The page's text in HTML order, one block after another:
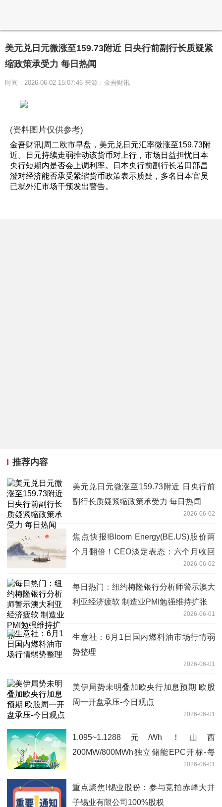
美元兑日元微涨至159.73附近 日央行前副行长质疑紧
缩政策承受力 每日热闻
时间：2026-06-02 15:07:46 来源：金吾财讯
(资料图片仅供参考)
金吾财讯|周二欧市早盘，美元兑日元汇率微涨至159.73附
近。日元持续走弱推动该货币对上行，市场日益担忧日本
央行短期内是否会上调利率。日本央行前副行长若田部昌
澄对经济能否承受紧缩货币政策表示质疑，多名日本官员
已就外汇市场干预发出警告。
推荐内容
美元兑日元微涨至159.73附近 日央行前
副行长质疑紧缩政策承受力 每日热闻
2026-06-02
焦点快报!Bloom Energy(BE.US)股价两
个月翻倍！CEO淡定表态：六个月收回
2026-06-02
每日热门：纽约梅隆银行分析师警示澳大
利亚经济疲软 制造业PMI勉强维持扩张
2026-06-01
生意社：6月1日国内燃料油市场行情弱
势整理
2026-06-01
美伊局势未明叠加欧央行加息预期 欧股
周一开盘承压-今日观点
2026-06-01
1.095~1.1288元/Wh！山西
200MW/800MWh独立储能EPC开标-每
2026-06-01
重点聚焦!锡业股份：参与竞拍赤峰大井
子锡业有限公司100%股权